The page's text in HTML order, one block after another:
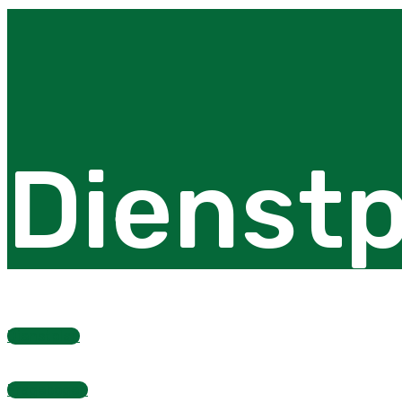
Dienstplan
Fragebogen